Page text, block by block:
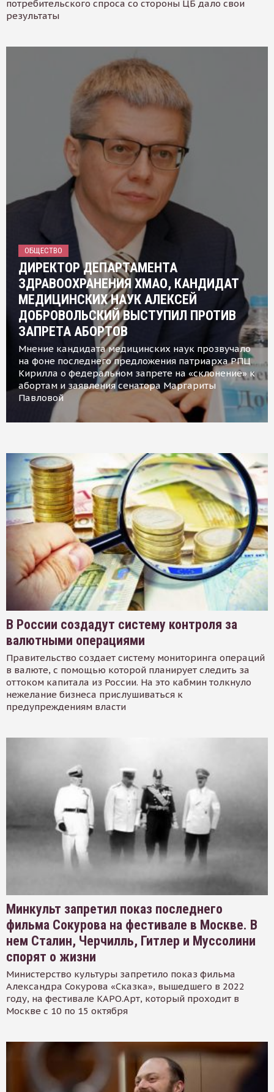
потребительского спроса со стороны ЦБ дало свои
результаты
ОБЩЕСТВО
ДИРЕКТОР ДЕПАРТАМЕНТА
ЗДРАВООХРАНЕНИЯ ХМАО, КАНДИДАТ
МЕДИЦИНСКИХ НАУК АЛЕКСЕЙ
ДОБРОВОЛЬСКИЙ ВЫСТУПИЛ ПРОТИВ
ЗАПРЕТА АБОРТОВ
Мнение кандидата медицинских наук прозвучало
на фоне последнего предложения патриарха РПЦ
Кирилла о федеральном запрете на «склонение» к
абортам и заявления сенатора Маргариты
Павловой
В России создадут систему контроля за
валютными операциями
Правительство создает систему мониторинга операций
в валюте, с помощью которой планирует следить за
оттоком капитала из России. На это кабмин толкнуло
нежелание бизнеса прислушиваться к
предупреждениям власти
Минкульт запретил показ последнего
фильма Сокурова на фестивале в Москве. В
нем Сталин, Черчилль, Гитлер и Муссолини
спорят о жизни
Министерство культуры запретило показ фильма
Александра Сокурова «Сказка», вышедшего в 2022
году, на фестивале КАРО.Арт, который проходит в
Москве с 10 по 15 октября